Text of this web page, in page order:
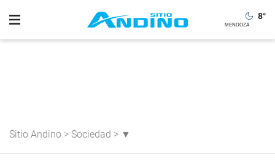
8°
Sitio Andino > Sociedad > ▼